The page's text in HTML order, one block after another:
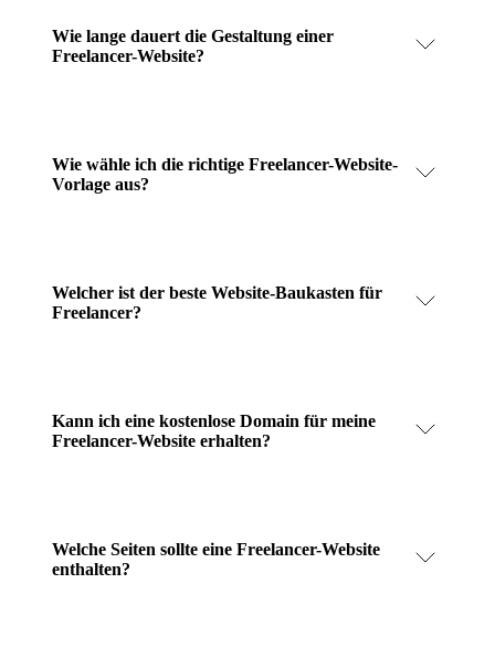
Wie lange dauert die Gestaltung einer
Freelancer-Website?
Wie wähle ich die richtige Freelancer-Website-
Vorlage aus?
Welcher ist der beste Website-Baukasten für
Freelancer?
Kann ich eine kostenlose Domain für meine
Freelancer-Website erhalten?
Welche Seiten sollte eine Freelancer-Website
enthalten?